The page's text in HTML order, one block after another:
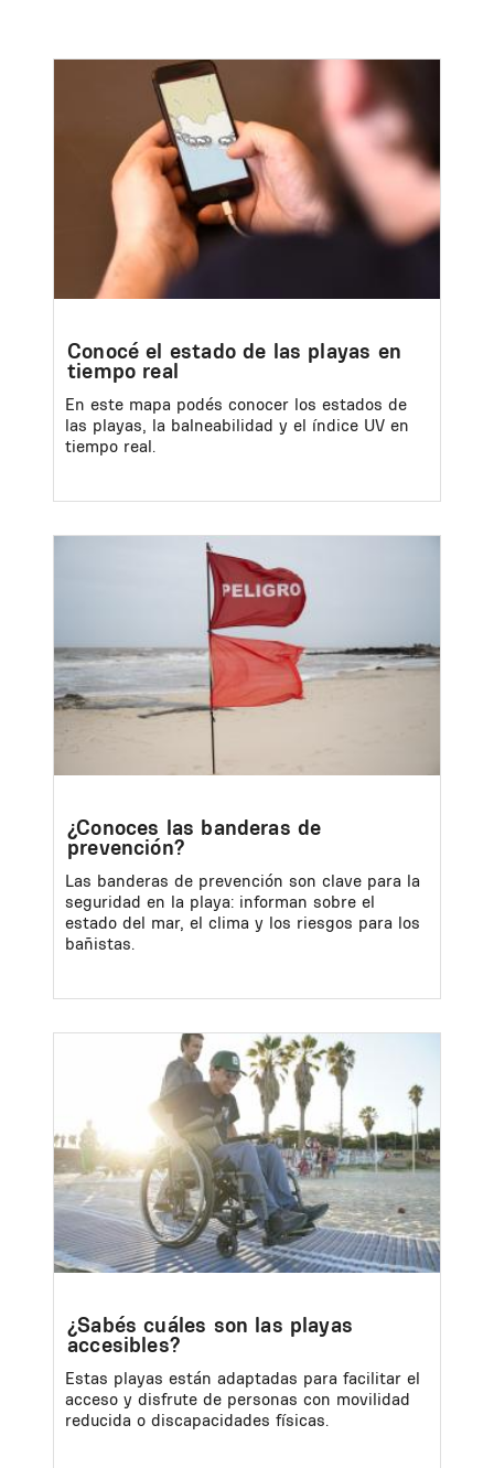
Conocé el estado de las playas en
tiempo real
En este mapa podés conocer los estados de
las playas, la balneabilidad y el índice UV en
tiempo real.
¿Conoces las banderas de
prevención?
Las banderas de prevención son clave para la
seguridad en la playa: informan sobre el
estado del mar, el clima y los riesgos para los
bañistas.
¿Sabés cuáles son las playas
accesibles?
Estas playas están adaptadas para facilitar el
acceso y disfrute de personas con movilidad
reducida o discapacidades físicas.